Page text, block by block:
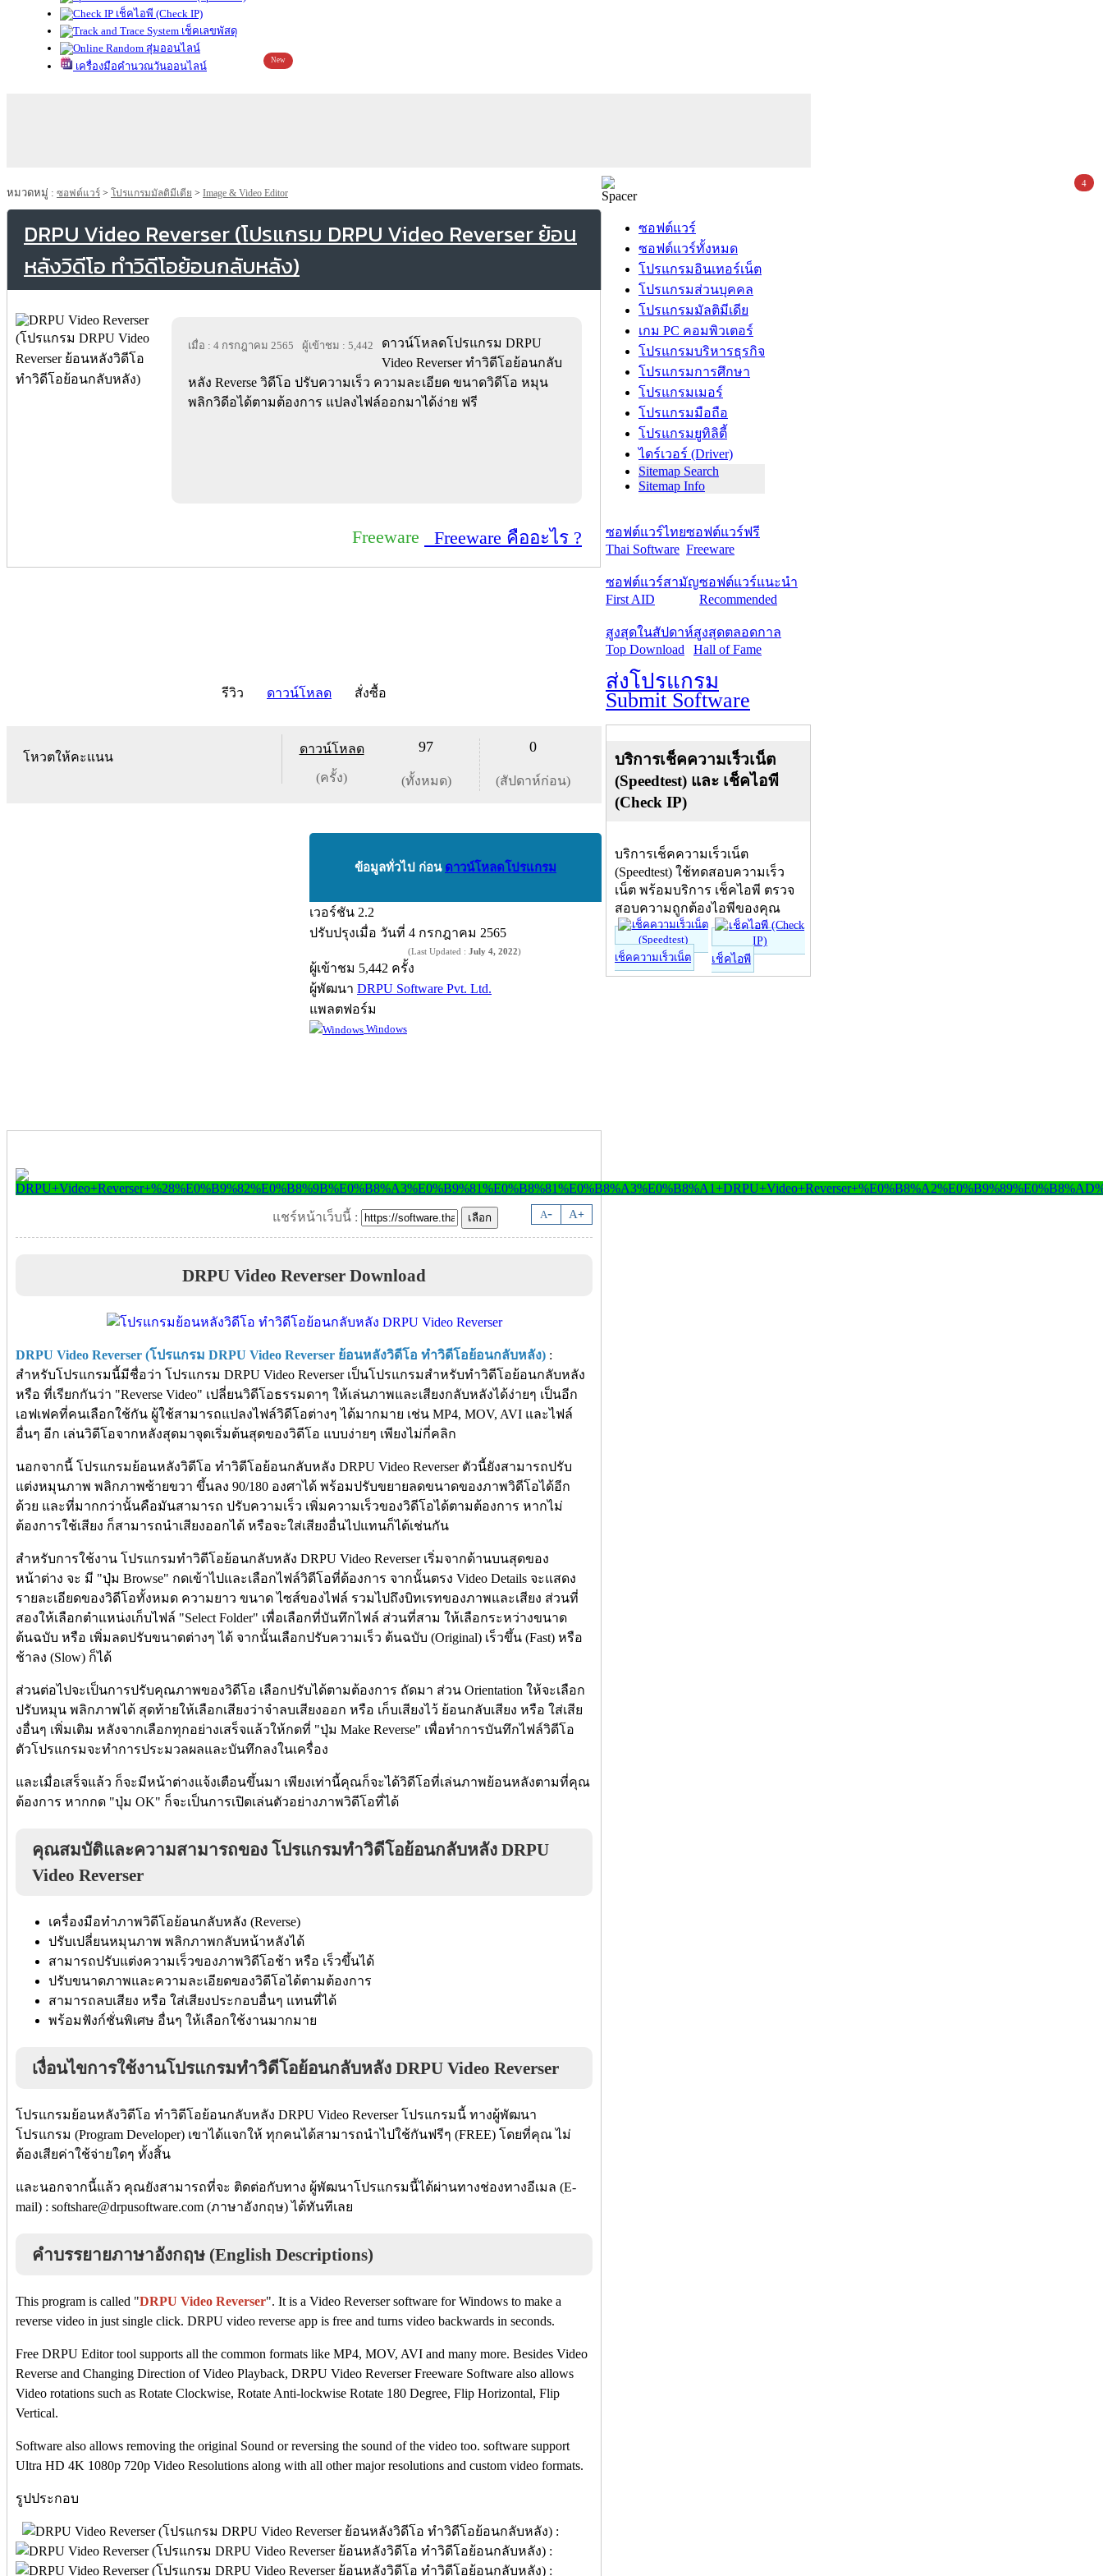
เช็คไอพี (Check IP)
เช็คเลขพัสดุ
สุ่มออนไลน์
เครื่องมือคำนวณวันออนไลน์
New
หมวดหมู่ : ซอฟต์แวร์ > โปรแกรมมัลติมีเดีย > Image & Video Editor
DRPU Video Reverser (โปรแกรม DRPU Video Reverser ย้อน
หลังวิดีโอ ทำวิดีโอย้อนกลับหลัง)
เมื่อ : 4 กรกฎาคม 2565 ผู้เข้าชม : 5,442
ดาวน์โหลดโปรแกรม DRPU
Video Reverser ทำวิดีโอย้อนกลับ
หลัง Reverse วิดีโอ ปรับความเร็ว ความละเอียด ขนาดวิดีโอ หมุน
พลิกวิดีอได้ตามต้องการ แปลงไฟล์ออกมาได้ง่าย ฟรี
Freeware Freeware คืออะไร ?
รีวิว ดาวน์โหลด สั่งซื้อ
โหวตให้คะแนน
ดาวน์โหลด
(ครั้ง)
97
(ทั้งหมด)
0
(สัปดาห์ก่อน)
ข้อมูลทั่วไป ก่อน ดาวน์โหลดโปรแกรม
เวอร์ชัน 2.2
ปรับปรุงเมื่อ วันที่ 4 กรกฎาคม 2565
(Last Updated : July 4, 2022)
ผู้เข้าชม 5,442 ครั้ง
ผู้พัฒนา DRPU Software Pvt. Ltd.
แพลตฟอร์ม
Windows
A- A+
แชร์หน้าเว็บนี้ :
DRPU Video Reverser Download
DRPU Video Reverser (โปรแกรม DRPU Video Reverser ย้อนหลังวิดีโอ ทำวิดีโอย้อนกลับหลัง) :
สำหรับโปรแกรมนี้มีชื่อว่า โปรแกรม DRPU Video Reverser เป็นโปรแกรมสำหรับทำวิดีโอย้อนกลับหลัง
หรือ ที่เรียกกันว่า "Reverse Video" เปลี่ยนวิดีโอธรรมดาๆ ให้เล่นภาพและเสียงกลับหลังได้ง่ายๆ เป็นอีก
เอฟเฟคที่คนเลือกใช้กัน ผู้ใช้สามารถแปลงไฟล์วิดีโอต่างๆ ได้มากมาย เช่น MP4, MOV, AVI และไฟล์
อื่นๆ อีก เล่นวิดีโอจากหลังสุดมาจุดเริ่มต้นสุดของวิดีโอ แบบง่ายๆ เพียงไม่กี่คลิก
นอกจากนี้ โปรแกรมย้อนหลังวิดีโอ ทำวิดีโอย้อนกลับหลัง DRPU Video Reverser ตัวนี้ยังสามารถปรับ
แต่งหมุนภาพ พลิกภาพซ้ายขวา ขึ้นลง 90/180 องศาได้ พร้อมปรับขยายลดขนาดของภาพวิดีโอได้อีก
ด้วย และที่มากกว่านั้นคือมันสามารถ ปรับความเร็ว เพิ่มความเร็วของวิดีโอได้ตามต้องการ หากไม่
ต้องการใช้เสียง ก็สามารถนำเสียงออกได้ หรือจะใส่เสียงอื่นไปแทนก็ได้เช่นกัน
สำหรับการใช้งาน โปรแกรมทำวิดีโอย้อนกลับหลัง DRPU Video Reverser เริ่มจากด้านบนสุดของ
หน้าต่าง จะ มี "ปุ่ม Browse" กดเข้าไปและเลือกไฟล์วิดีโอที่ต้องการ จากนั้นตรง Video Details จะแสดง
รายละเอียดของวิดีโอทั้งหมด ความยาว ขนาด ไซส์ของไฟล์ รวมไปถึงบิทเรทของภาพและเสียง ส่วนที่
สองให้เลือกตำแหน่งเก็บไฟล์ "Select Folder" เพื่อเลือกที่บันทึกไฟล์ ส่วนที่สาม ให้เลือกระหว่างขนาด
ต้นฉบับ หรือ เพิ่มลดปรับขนาดต่างๆ ได้ จากนั้นเลือกปรับความเร็ว ต้นฉบับ (Original) เร็วขึ้น (Fast) หรือ
ช้าลง (Slow) ก็ได้
ส่วนต่อไปจะเป็นการปรับคุณภาพของวิดีโอ เลือกปรับได้ตามต้องการ ถัดมา ส่วน Orientation ให้จะเลือก
ปรับหมุน พลิกภาพได้ สุดท้ายให้เลือกเสียงว่าจำลบเสียงออก หรือ เก็บเสียงไว้ ย้อนกลับเสียง หรือ ใส่เสีย
งอื่นๆ เพิ่มเติม หลังจากเลือกทุกอย่างเสร็จแล้วให้กดที่ "ปุ่ม Make Reverse" เพื่อทำการบันทึกไฟล์วิดีโอ
ตัวโปรแกรมจะทำการประมวลผลและบันทึกลงในเครื่อง
และเมื่อเสร็จแล้ว ก็จะมีหน้าต่างแจ้งเตือนขึ้นมา เพียงเท่านี้คุณก็จะได้วิดีโอที่เล่นภาพย้อนหลังตามที่คุณ
ต้องการ หากกด "ปุ่ม OK" ก็จะเป็นการเปิดเล่นตัวอย่างภาพวิดีโอที่ได้
คุณสมบัติและความสามารถของ โปรแกรมทำวิดีโอย้อนกลับหลัง DRPU
Video Reverser
เครื่องมือทำภาพวิดีโอย้อนกลับหลัง (Reverse)
ปรับเปลี่ยนหมุนภาพ พลิกภาพกลับหน้าหลังได้
สามารถปรับแต่งความเร็วของภาพวิดีโอช้า หรือ เร็วขึ้นได้
ปรับขนาดภาพและความละเอียดของวิดีโอได้ตามต้องการ
สามารถลบเสียง หรือ ใส่เสียงประกอบอื่นๆ แทนที่ได้
พร้อมฟังก์ชั่นพิเศษ อื่นๆ ให้เลือกใช้งานมากมาย
เงื่อนไขการใช้งานโปรแกรมทำวิดีโอย้อนกลับหลัง DRPU Video Reverser
โปรแกรมย้อนหลังวิดีโอ ทำวิดีโอย้อนกลับหลัง DRPU Video Reverser โปรแกรมนี้ ทางผู้พัฒนา
โปรแกรม (Program Developer) เขาได้แจกให้ ทุกคนได้สามารถนำไปใช้กันฟรีๆ (FREE) โดยที่คุณ ไม่
ต้องเสียค่าใช้จ่ายใดๆ ทั้งสิ้น
และนอกจากนี้แล้ว คุณยังสามารถที่จะ ติดต่อกับทาง ผู้พัฒนาโปรแกรมนี้ได้ผ่านทางช่องทางอีเมล (E-
mail) : softshare@drpusoftware.com (ภาษาอังกฤษ) ได้ทันทีเลย
คำบรรยายภาษาอังกฤษ (English Descriptions)
This program is called "DRPU Video Reverser". It is a Video Reverser software for Windows to make a
reverse video in just single click. DRPU video reverse app is free and turns video backwards in seconds.
Free DRPU Editor tool supports all the common formats like MP4, MOV, AVI and many more. Besides Video
Reverse and Changing Direction of Video Playback, DRPU Video Reverser Freeware Software also allows
Video rotations such as Rotate Clockwise, Rotate Anti-lockwise Rotate 180 Degree, Flip Horizontal, Flip
Vertical.
Software also allows removing the original Sound or reversing the sound of the video too. software support
Ultra HD 4K 1080p 720p Video Resolutions along with all other major resolutions and custom video formats.
รูปประกอบ
ซอฟต์แวร์
ซอฟต์แวร์ทั้งหมด
โปรแกรมอินเทอร์เน็ต
โปรแกรมส่วนบุคคล
โปรแกรมมัลติมีเดีย
เกม PC คอมพิวเตอร์
โปรแกรมบริหารธุรกิจ
โปรแกรมการศึกษา
โปรแกรมเมอร์
โปรแกรมมือถือ
โปรแกรมยูทิลิตี้
ไดร์เวอร์ (Driver)
Sitemap Search
Sitemap Info
ซอฟต์แวร์ไทย
Thai Software
ซอฟต์แวร์ฟรี
Freeware
ซอฟต์แวร์สามัญ
First AID
ซอฟต์แวร์แนะนำ
Recommended
สูงสุดในสัปดาห์
Top Download
สูงสุดตลอดกาล
Hall of Fame
ส่งโปรแกรม
Submit Software
บริการเช็คความเร็วเน็ต
(Speedtest) และ เช็คไอพี
(Check IP)
บริการเช็คความเร็วเน็ต
(Speedtest) ใช้ทดสอบความเร็ว
เน็ต พร้อมบริการ เช็คไอพี ตรวจ
สอบความถูกต้องไอพีของคุณ
เช็คความเร็วเน็ต เช็คไอพี
4